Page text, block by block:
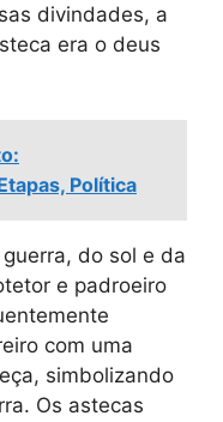
divindades, a
era o deus
Política
do sol e da
e padroeiro
com uma
simbolizando
Os astecas